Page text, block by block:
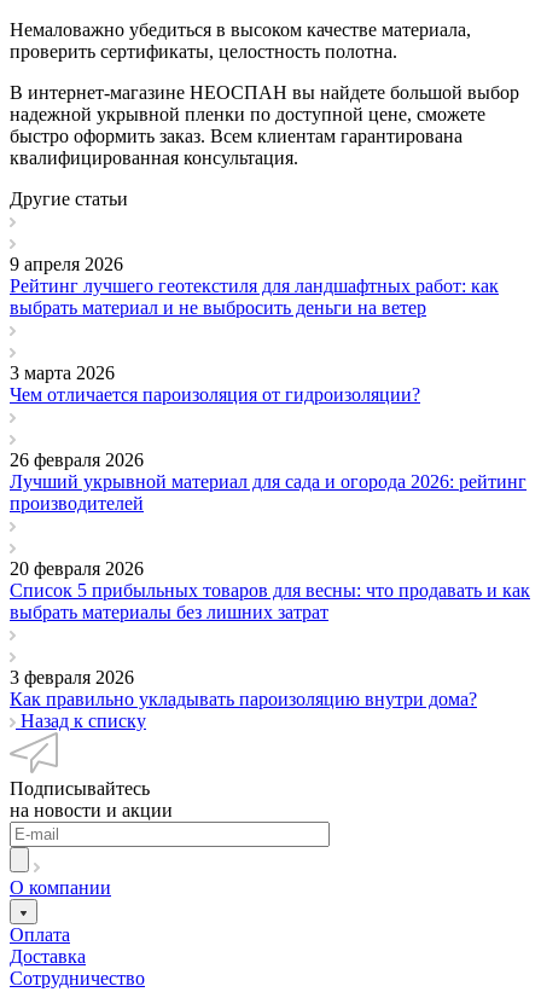
Немаловажно убедиться в высоком качестве материала,
проверить сертификаты, целостность полотна.
В интернет-магазине НЕОСПАН вы найдете большой выбор
надежной укрывной пленки по доступной цене, сможете
быстро оформить заказ. Всем клиентам гарантирована
квалифицированная консультация.
Другие статьи
9 апреля 2026
Рейтинг лучшего геотекстиля для ландшафтных работ: как
выбрать материал и не выбросить деньги на ветер
3 марта 2026
Чем отличается пароизоляция от гидроизоляции?
26 февраля 2026
Лучший укрывной материал для сада и огорода 2026: рейтинг
производителей
20 февраля 2026
Список 5 прибыльных товаров для весны: что продавать и как
выбрать материалы без лишних затрат
3 февраля 2026
Как правильно укладывать пароизоляцию внутри дома?
Назад к списку
Подписывайтесь
на новости и акции
О компании
Оплата
Доставка
Сотрудничество